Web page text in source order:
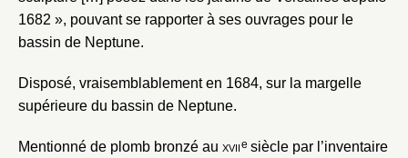
1682 », pouvant se rapporter à ses ouvrages pour le
bassin de Neptune.
Disposé, vraisemblablement en 1684, sur la margelle
supérieure du bassin de Neptune.
Mentionné de plomb bronzé au xviie siècle par l’inventaire
notice
Nom du dossier
Connexion